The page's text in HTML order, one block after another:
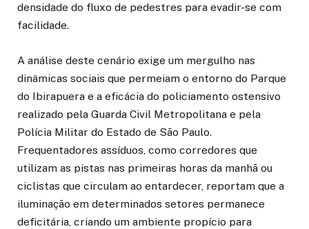
densidade do fluxo de pedestres para evadir-se com
facilidade.
A análise deste cenário exige um mergulho nas
dinâmicas sociais que permeiam o entorno do Parque
do Ibirapuera e a eficácia do policiamento ostensivo
realizado pela Guarda Civil Metropolitana e pela
Polícia Militar do Estado de São Paulo.
Frequentadores assíduos, como corredores que
utilizam as pistas nas primeiras horas da manhã ou
ciclistas que circulam ao entardecer, reportam que a
iluminação em determinados setores permanece
deficitária, criando um ambiente propício para